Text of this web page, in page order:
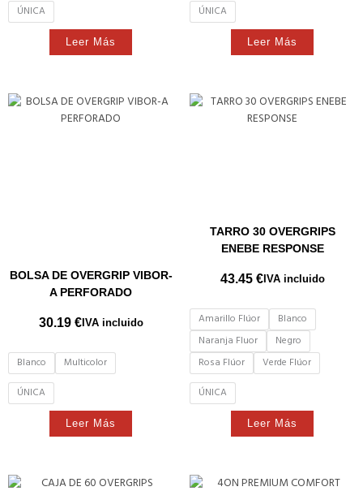
ÚNICA
Leer Más
ÚNICA
Leer Más
BOLSA DE OVERGRIP VIBOR-
A PERFORADO
30.19 €IVA incluido
Blanco
Multicolor
ÚNICA
Leer Más
TARRO 30 OVERGRIPS
ENEBE RESPONSE
43.45 €IVA incluido
Amarillo Flúor
Blanco
Naranja Fluor
Negro
Rosa Flúor
Verde Flúor
ÚNICA
Leer Más